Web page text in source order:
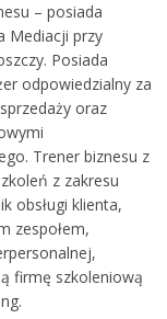
– posiada
Mediacji przy
Posiada
odpowiedzialny za
oraz
Trener biznesu z
z zakresu
obsługi klienta,
zespołem,
firmę szkoleniową